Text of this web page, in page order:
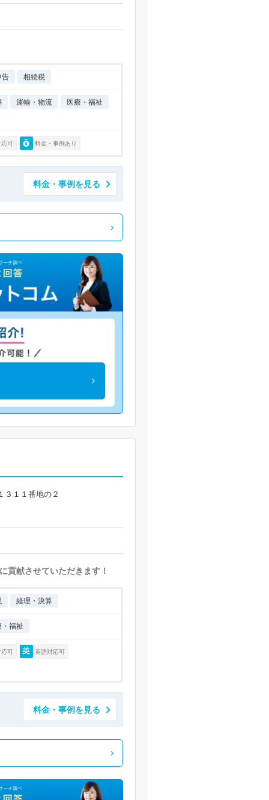
告 相続税
運輸・物流 医療・福祉
応可 料金・事例あり
料金・事例を見る
３１１番地の２
貢献させていただきます！
経理・決算
・福祉
応可 英語対応可
料金・事例を見る